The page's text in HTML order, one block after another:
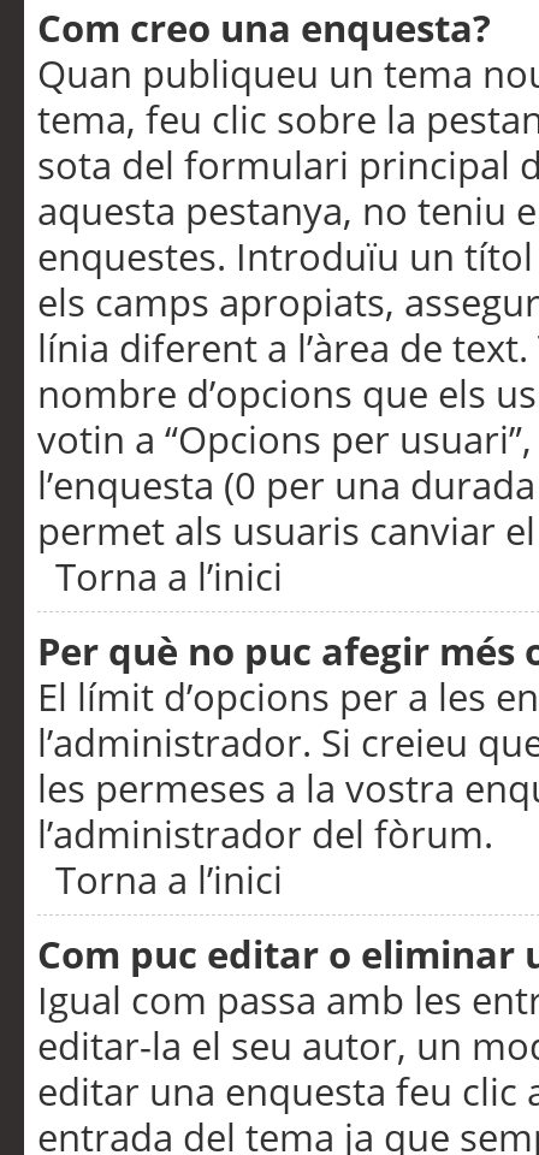
Com creo una enquesta?
Quan publiqueu un tema
tema, feu clic sobre la
sota del formulari principal
aquesta pestanya, no teniu
enquestes. Introduïu un
els camps apropiats,
línia diferent a l’àrea de
nombre d’opcions que els
votin a “Opcions per
l’enquesta (0 per una
permet als usuaris canviar
Torna a l’inici
Per què no puc afegir més
El límit d’opcions per a les
l’administrador. Si creieu
les permeses a la vostra
l’administrador del fòrum.
Torna a l’inici
Com puc editar o eliminar
Igual com passa amb les
editar-la el seu autor, un
editar una enquesta feu clic
entrada del tema ja que